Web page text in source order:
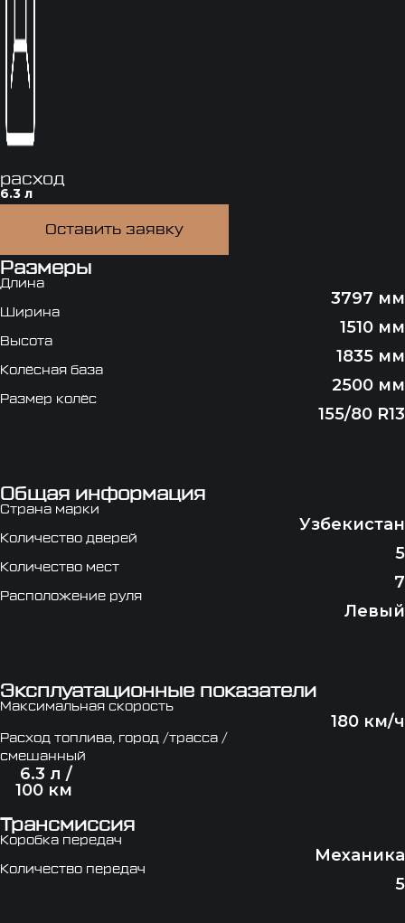
расход
6.3 л
Оставить заявку
Размеры
Длина
3797 мм
Ширина
1510 мм
Высота
1835 мм
Колёсная база
2500 мм
Размер колёс
155/80 R13
Общая информация
Страна марки
Узбекистан
Количество дверей
5
Количество мест
7
Расположение руля
Левый
Эксплуатационные показатели
Максимальная скорость
180 км/ч
Расход топлива, город /трасса /
смешанный
6.3 л /
100 км
Трансмиссия
Коробка передач
Механика
Количество передач
5